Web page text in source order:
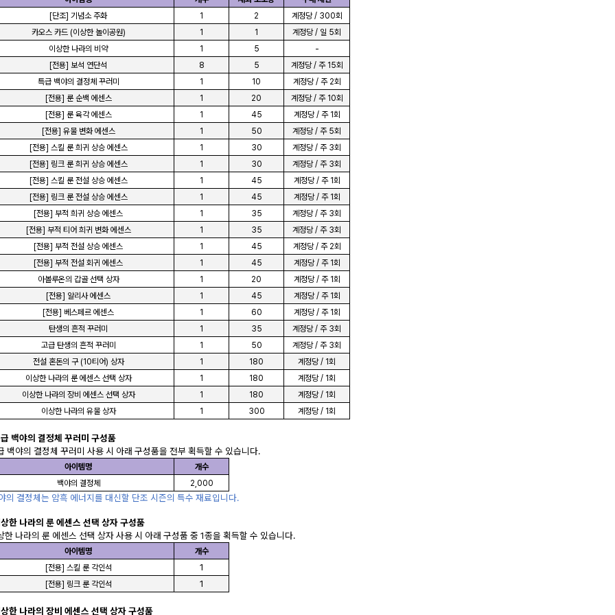
[단조] 기념소 주화
1 2
계정당 / 300회
카오스 카드 (이상한 놀이공원)
1 1
계정당 / 일 5회
이상한 나라의 비약
1 5
-
[전용] 보석 연단석
8 5
계정당 / 주 15회
특급 백야의 결정체 꾸러미
1 10
계정당 / 주 2회
[전용] 룬 순백 에센스
1 20
계정당 / 주 10회
[전용] 룬 육각 에센스
1 45
계정당 / 주 1회
[전용] 유물 변화 에센스
1 50
계정당 / 주 5회
[전용] 스킬 룬 희귀 상승 에센스
1 30
계정당 / 주 3회
[전용] 링크 룬 희귀 상승 에센스
1 30
계정당 / 주 3회
[전용] 스킬 룬 전설 상승 에센스
1 45
계정당 / 주 1회
[전용] 링크 룬 전설 상승 에센스
1 45
계정당 / 주 1회
[전용] 부적 희귀 상승 에센스
1 35
계정당 / 주 3회
[전용] 부적 티어 희귀 변화 에센스
1 35
계정당 / 주 3회
[전용] 부적 전설 상승 에센스
1 45
계정당 / 주 2회
[전용] 부적 전설 회귀 에센스
1 45
계정당 / 주 1회
아볼루온의 갑골 선택 상자
1 20
계정당 / 주 1회
[전용] 알리사 에센스
1 45
계정당 / 주 1회
[전용] 베스페르 에센스
1 60
계정당 / 주 1회
탄생의 흔적 꾸러미
1 35
계정당 / 주 3회
고급 탄생의 흔적 꾸러미
1 50
계정당 / 주 3회
전설 혼돈의 구 (10티어) 상자
1 180
계정당 / 1회
이상한 나라의 룬 에센스 선택 상자
1 180
계정당 / 1회
이상한 나라의 장비 에센스 선택 상자
1 180
계정당 / 1회
이상한 나라의 유물 상자
1 300 계정당 / 1회
백야의 결정체 꾸러미 구성품
백야의 결정체 꾸러미 사용 시 아래 구성품을 전부 획득할 수 있습니다.
아이템명
개수
백야의 결정체
2,000
의 결정체는 암흑 에너지를 대신할 단조 시즌의 특수 재료입니다.
한 나라의 룬 에센스 선택 상자구성품
한 나라의 룬 에센스 선택 상자사용 시 아래 구성품 중 1종을 획득할 수 있습니다.
아이템명
개수
[전용] 스킬 룬 각인석
1
[전용] 링크 룬 각인석 1
한 나라의 장비 에센스 선택 상자구성품